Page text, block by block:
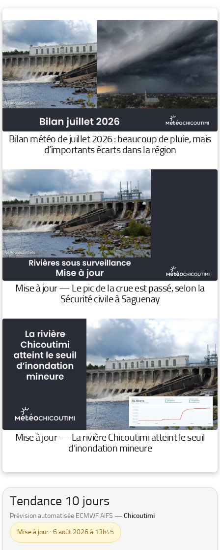
Bilan météo de juillet 2026 : beaucoup de pluie, mais
d’importants écarts dans la région
Mise à jour — Le pic de la crue est passé, selon la
Sécurité civile à Saguenay
Mise à jour — La rivière Chicoutimi atteint le seuil
d’inondation mineure
Tendance 10 jours
Prévision automatisée ECMWF AIFS — Chicoutimi
Mise à jour : 6 août 2026 à 13h45